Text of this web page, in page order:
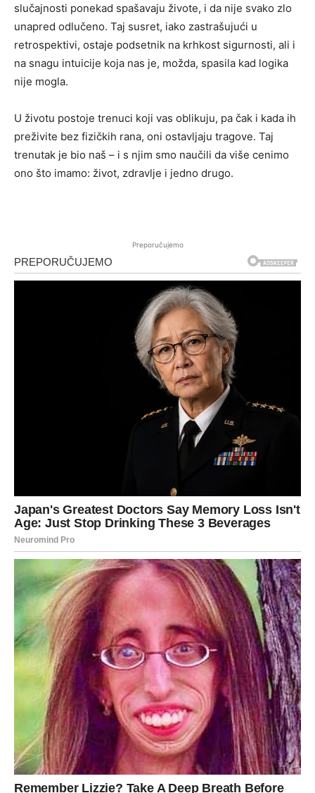
slučajnosti ponekad spašavaju živote, i da nije svako zlo
unapred odlučeno. Taj susret, iako zastrašujući u
retrospektivi, ostaje podsetnik na krhkost sigurnosti, ali i
na snagu intuicije koja nas je, možda, spasila kad logika
nije mogla.
U životu postoje trenuci koji vas oblikuju, pa čak i kada ih
preživite bez fizičkih rana, oni ostavljaju tragove. Taj
trenutak je bio naš – i s njim smo naučili da više cenimo
ono što imamo: život, zdravlje i jedno drugo.
Preporučujemo